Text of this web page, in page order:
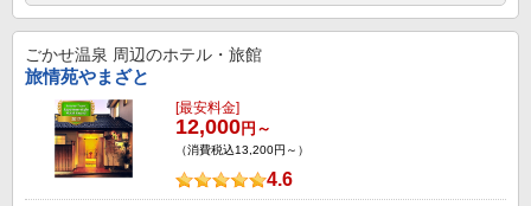
ごかせ温泉 周辺のホテル・旅館
旅情苑やまざと
[最安料金]
12,000円～
（消費税込13,200円～）
4.6